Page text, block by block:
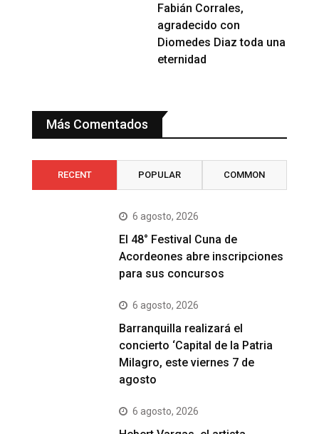
Fabián Corrales,
agradecido con
Diomedes Diaz toda una
eternidad
Más Comentados
RECENT POPULAR COMMON
6 agosto, 2026
El 48° Festival Cuna de
Acordeones abre inscripciones
para sus concursos
6 agosto, 2026
Barranquilla realizará el
concierto ‘Capital de la Patria
Milagro, este viernes 7 de
agosto
6 agosto, 2026